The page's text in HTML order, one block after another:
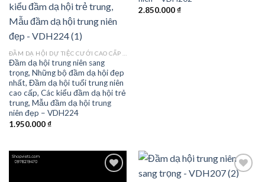
Đầm dạ hội trung niên sang
trọng, Những bộ đầm dạ hội đẹp
nhất, Đầm dạ hội tuổi trung niên
cao cấp, Các kiểu đầm dạ hội trẻ
trung, Mẫu đầm dạ hội trung
niên đẹp – VDH224
1.950.000₫
2.850.000₫